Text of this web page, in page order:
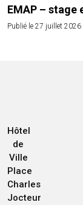
EMAP – stage
Publié le 27 juillet 2026
Hôtel
de
Ville
Place
Charles
Jocteur